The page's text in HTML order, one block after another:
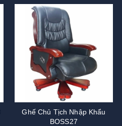
Ghế Chủ Tịch Nhập Khẩu
BOSS27